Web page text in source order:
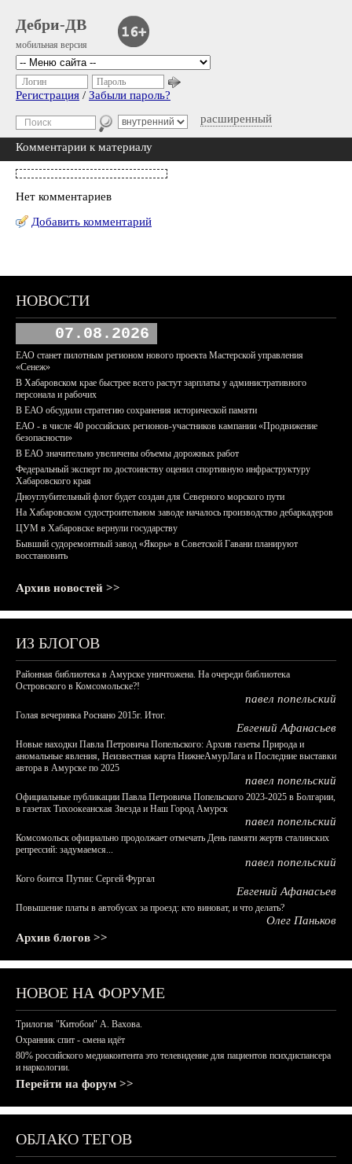
Дебри-ДВ
мобильная версия
расширенный
Логин Пароль
Регистрация / Забыли пароль?
Комментарии к материалу
Нет комментариев
Добавить комментарий
НОВОСТИ
07.08.2026
ЕАО станет пилотным регионом нового проекта Мастерской управления
«Сенеж»
В Хабаровском крае быстрее всего растут зарплаты у административного
персонала и рабочих
В ЕАО обсудили стратегию сохранения исторической памяти
ЕАО - в числе 40 российских регионов-участников кампании «Продвижение
безопасности»
В ЕАО значительно увеличены объемы дорожных работ
Федеральный эксперт по достоинству оценил спортивную инфраструктуру
Хабаровского края
Дноуглубительный флот будет создан для Северного морского пути
На Хабаровском судостроительном заводе началось производство дебаркадеров
ЦУМ в Хабаровске вернули государству
Бывший судоремонтный завод «Якорь» в Советской Гавани планируют
восстановить
Архив новостей >>
ИЗ БЛОГОВ
Районная библиотека в Амурске уничтожена. На очереди библиотека
Островского в Комсомольске?!
павел попельский
Голая вечеринка Роснано 2015г. Итог.
Евгений Афанасьев
Новые находки Павла Петровича Попельского: Архив газеты Природа и
аномальные явления, Неизвестная карта НижнеАмурЛага и Последние выставки
автора в Амурске по 2025
павел попельский
Официальные публикации Павла Петровича Попельского 2023-2025 в Болгарии,
в газетах Тихоокеанская Звезда и Наш Город Амурск
павел попельский
Комсомольск официально продолжает отмечать День памяти жертв сталинских
репрессий: задумаемся...
павел попельский
Кого боится Путин: Сергей Фургал
Евгений Афанасьев
Повышение платы в автобусах за проезд: кто виноват, и что делать?
Олег Паньков
Архив блогов >>
НОВОЕ НА ФОРУМЕ
Трилогия "Китобои" А. Вахова.
Охранник спит - смена идёт
80% российского медиаконтента это телевидение для пациентов психдиспансера
и наркологии.
Перейти на форум >>
ОБЛАКО ТЕГОВ